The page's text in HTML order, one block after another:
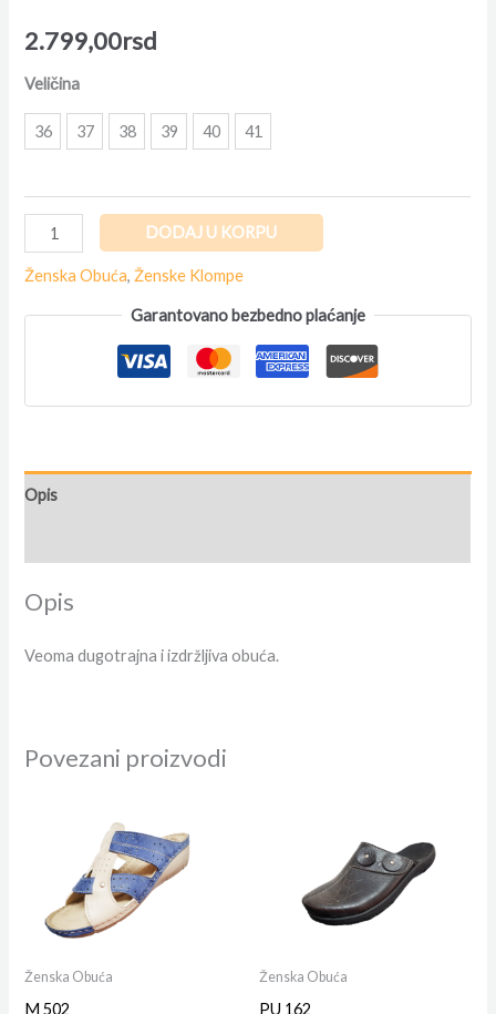
2.799,00rsd
Veličina
36 37 38 39 40 41
DODAJ U KORPU
Ženska Obuća, Ženske Klompe
Garantovano bezbedno plaćanje
Opis
Opis
Veoma dugotrajna i izdržljiva obuća.
Povezani proizvodi
Ženska Obuća
M 502
Ženska Obuća
PU 162